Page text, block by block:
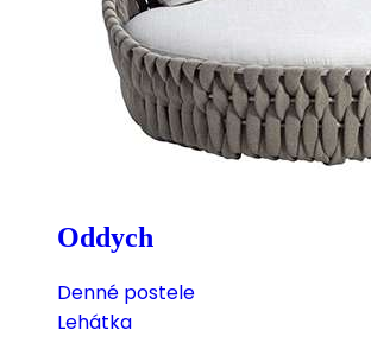
Oddych
Denné postele
Lehátka